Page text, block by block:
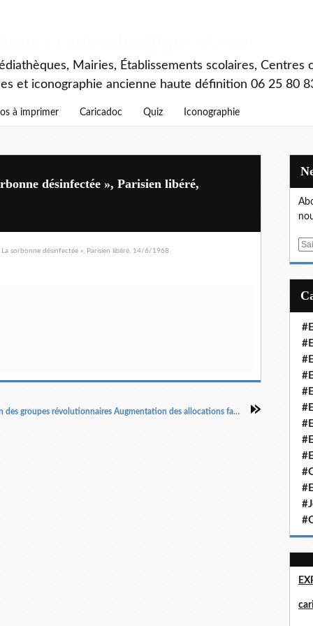
Mairies, Établissements scolaires, Centres
et iconographie ancienne haute définition 06 25 80
à imprimer Caricadoc Quiz Iconographie
désinfectée », Parisien libéré,
« Dissolution des groupes révolutionnaires Augmentation des allocations familiales La révolution culturelle à la Sorbonne », Le Figaro, 13/6/1968.
E